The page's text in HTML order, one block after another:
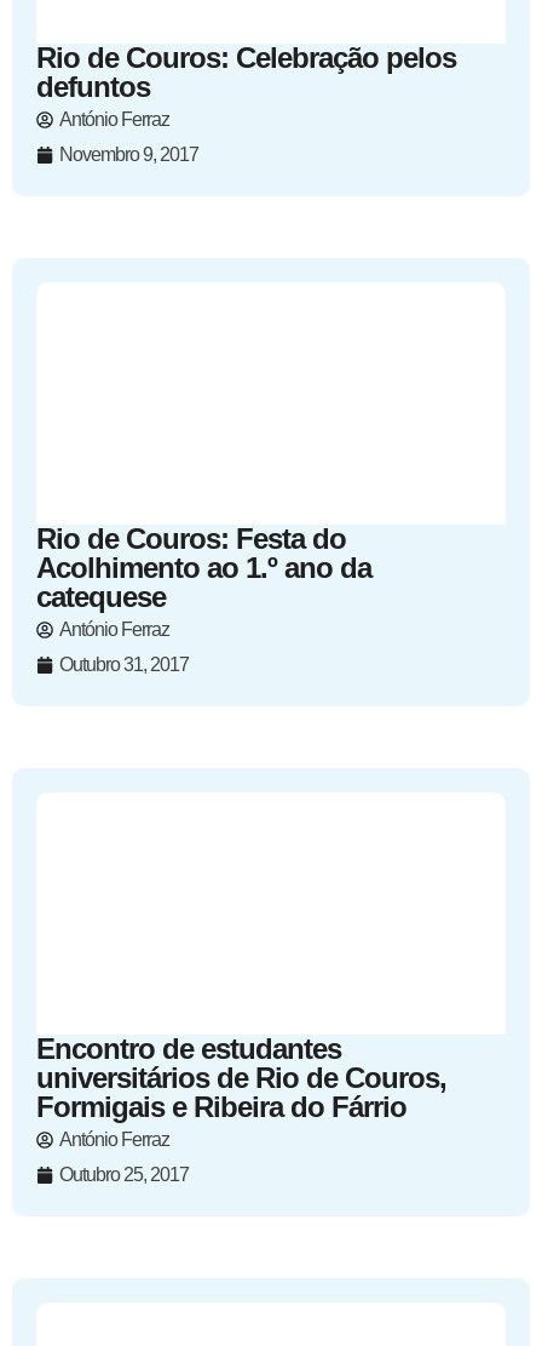
Rio de Couros: Celebração pelos
defuntos
António Ferraz
Novembro 9, 2017
Rio de Couros: Festa do
Acolhimento ao 1.º ano da
catequese
António Ferraz
Outubro 31, 2017
Encontro de estudantes
universitários de Rio de Couros,
Formigais e Ribeira do Fárrio
António Ferraz
Outubro 25, 2017